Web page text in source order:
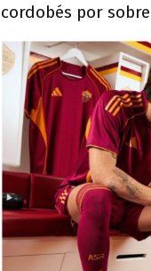
cordobés por